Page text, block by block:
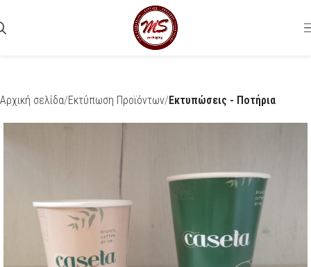
Αρχική σελίδα Εκτύπωση Προϊόντων Εκτυπώσεις - Ποτήρια